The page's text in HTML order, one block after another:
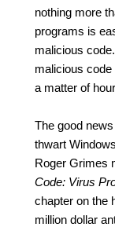
nothing more
programs is
malicious
malicious
a matter of
The good
thwart
Roger Grimes
Code: Virus
chapter on the
million dollar